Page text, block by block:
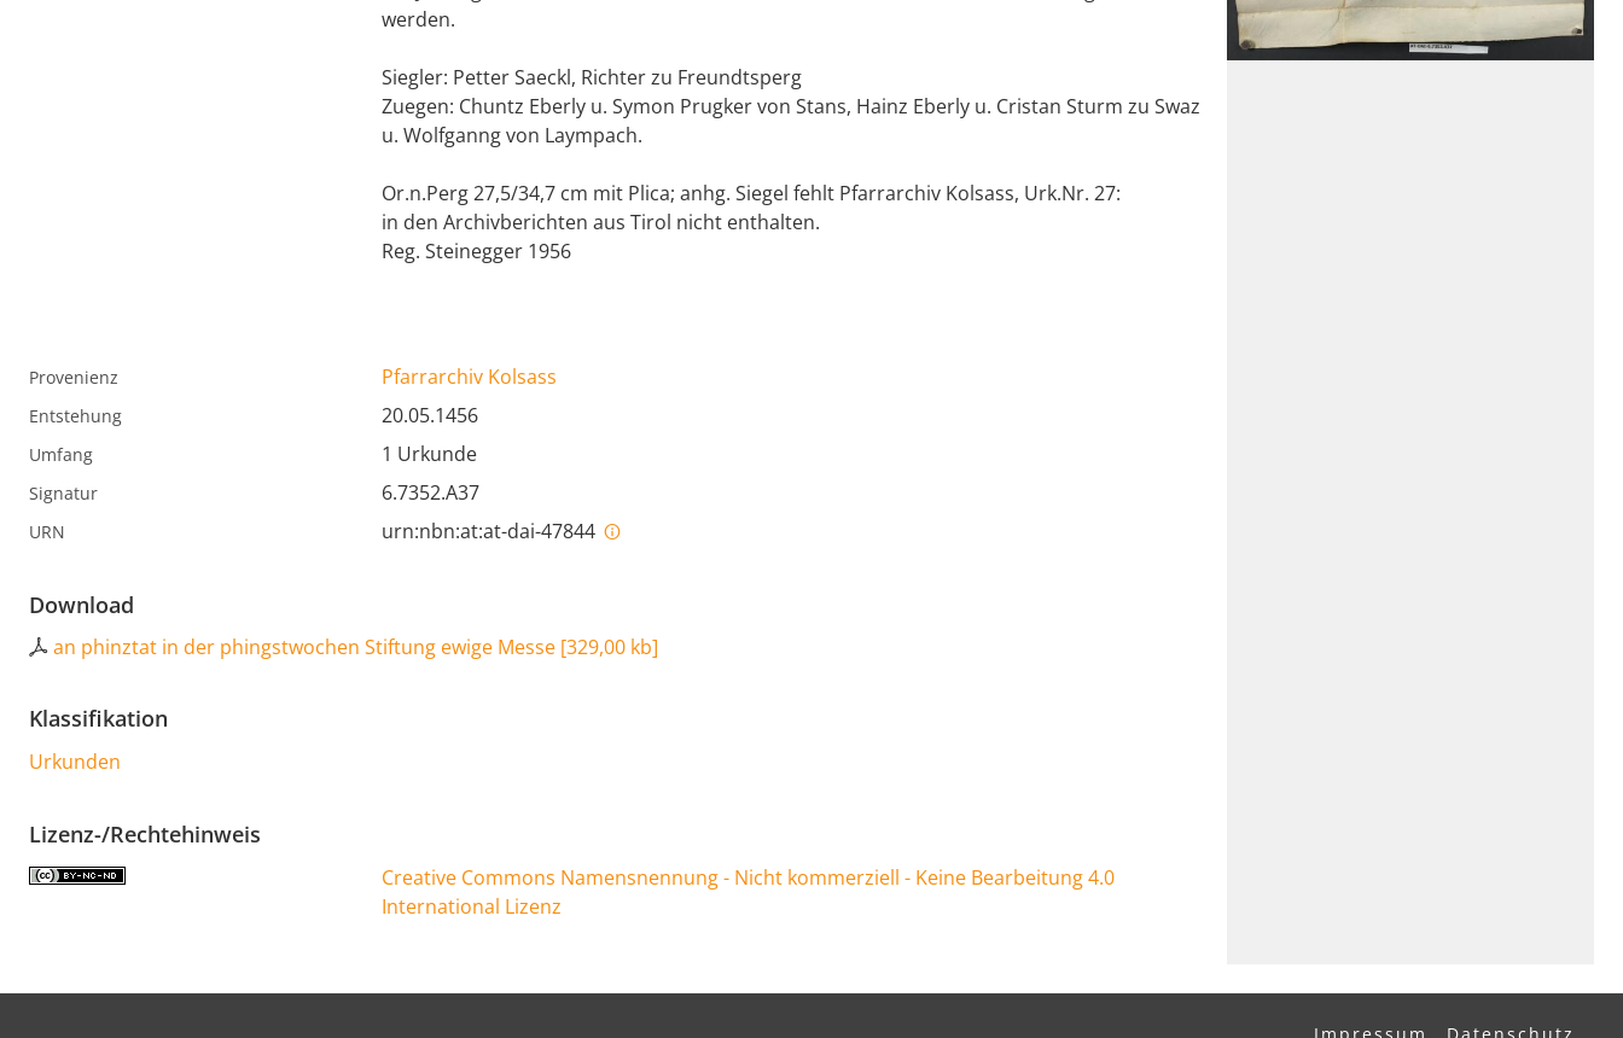
werden.
Siegler: Petter Saeckl, Richter zu Freundtsperg
Zuegen: Chuntz Eberly u. Symon Prugker von Stans, Hainz Eberly u. Cristan Sturm zu Swaz
u. Wolfganng von Laympach.
Or.n.Perg 27,5/34,7 cm mit Plica; anhg. Siegel fehlt Pfarrarchiv Kolsass, Urk.Nr. 27:
in den Archivberichten aus Tirol nicht enthalten.
Reg. Steinegger 1956
Provenienz Pfarrarchiv Kolsass
Entstehung 20.05.1456
Umfang 1 Urkunde
Signatur 6.7352.A37
URN urn:nbn:at:at-dai-47844
Download
an phinztat in der phingstwochen Stiftung ewige Messe [329,00 kb]
Klassifikation
Urkunden
Lizenz-/Rechtehinweis
Creative Commons Namensnennung - Nicht kommerziell - Keine Bearbeitung 4.0
International Lizenz